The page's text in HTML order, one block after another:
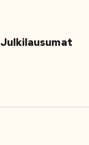
Julkilausumat